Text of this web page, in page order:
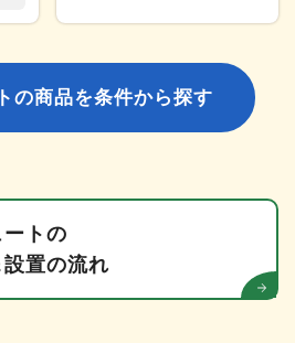
の商品を条件から探す
トの
置の流れ